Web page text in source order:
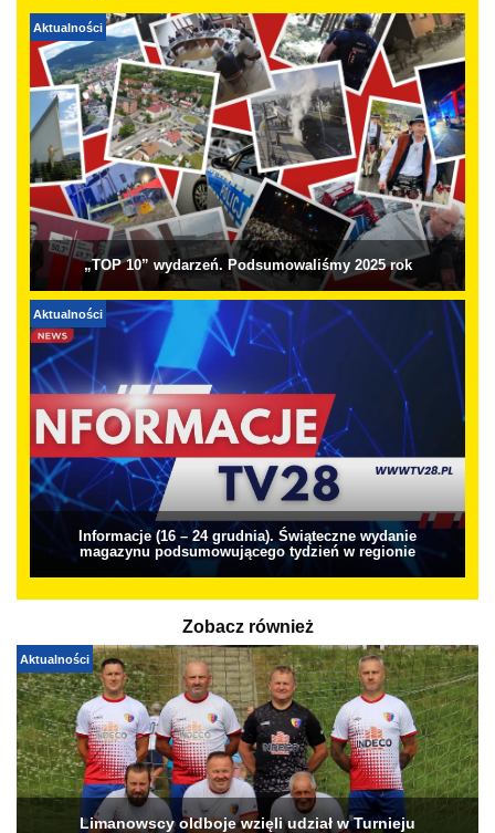
Aktualności
„TOP 10” wydarzeń. Podsumowaliśmy 2025 rok
Aktualności
Informacje (16 – 24 grudnia). Świąteczne wydanie
magazynu podsumowującego tydzień w regionie
Zobacz również
Aktualności
Limanowscy oldboje wzięli udział w Turnieju